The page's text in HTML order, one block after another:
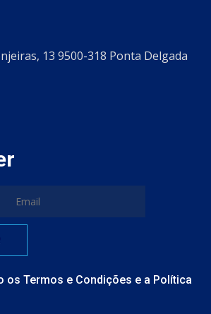
13 9500-318 Ponta Delgada
osTermos e Condições e a Política